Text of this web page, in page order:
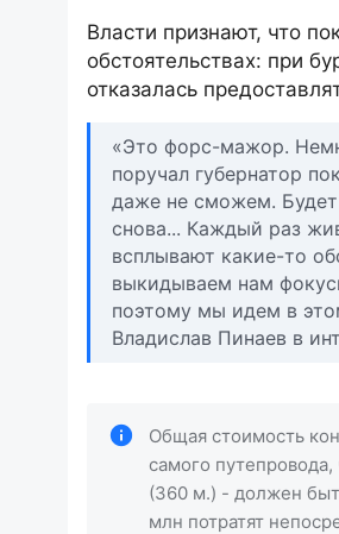
Власти признают, что
обстоятельствах: при
отказалась
«Это форс-мажор.
поручал губернатор
даже не сможем. Будет
снова... Каждый раз
всплывают какие-то
выкидываем нам
поэтому мы идем в
Владислав Пинаев в
Общая стоимость
самого
(360 м.) - должен
млн потратят